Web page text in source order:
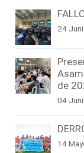
24
de
04
14